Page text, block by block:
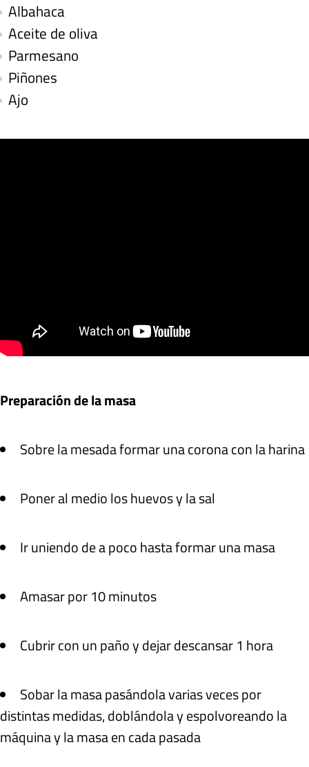
Albahaca
Aceite de oliva
Parmesano
Piñones
Ajo
Preparación de la masa
Sobre la mesada formar una corona con la harina
Poner al medio los huevos y la sal
Ir uniendo de a poco hasta formar una masa
Amasar por 10 minutos
Cubrir con un paño y dejar descansar 1 hora
Sobar la masa pasándola varias veces por
distintas medidas, doblándola y espolvoreando la
máquina y la masa en cada pasada